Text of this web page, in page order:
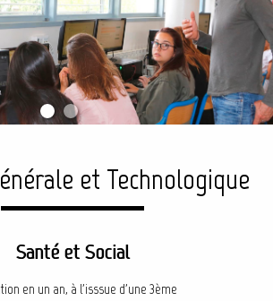
et Technologique
Santé et Social
en un an, à l'isssue d'une 3ème